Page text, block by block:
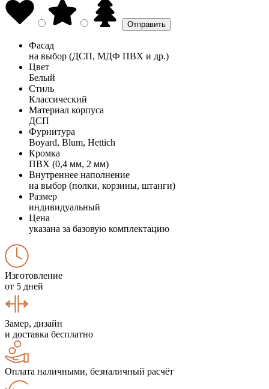
Фасад
на выбор (ДСП, МДФ ПВХ и др.)
Цвет
Белый
Стиль
Классический
Материал корпуса
ДСП
Фурнитура
Boyard, Blum, Hettich
Кромка
ПВХ (0,4 мм, 2 мм)
Внутреннее наполнение
на выбор (полки, корзины, штанги)
Размер
индивидуальный
Цена
указана за базовую комплектацию
Изготовление
от 5 дней
Замер, дизайн
и доставка бесплатно
Оплата наличными, безналичный расчёт